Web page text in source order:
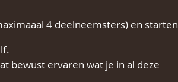
4 deelneemsters) en starten
bewust ervaren wat je in al deze